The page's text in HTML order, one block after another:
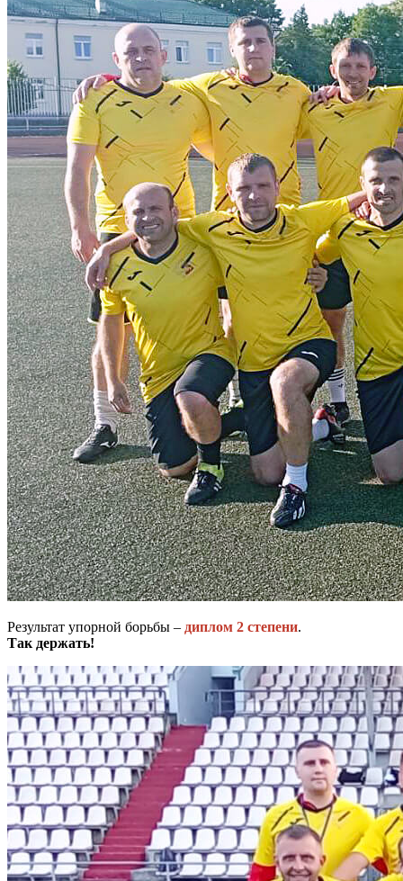
Результат упорной борьбы – диплом 2 степени.
Так держать!